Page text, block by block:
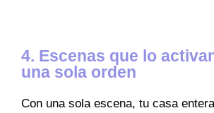
4. Escenas que lo
una sola orden
Con una sola escena, tu casa